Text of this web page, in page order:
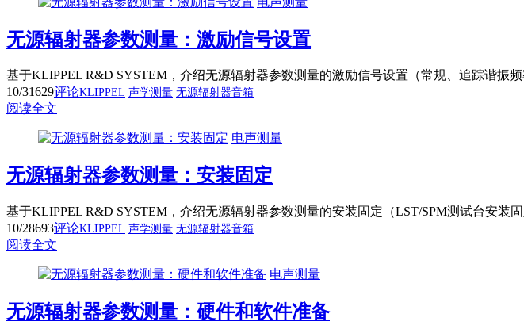
无源辐射器参数测量：激励信号设置
基于KLIPPEL R&D SYSTEM，介绍无源辐射器参数测量的激励信号设置（常规、追踪谐振
10/31629评论KLIPPEL 声学测量 无源辐射器音箱
阅读全文
电声测量
无源辐射器参数测量：安装固定
基于KLIPPEL R&D SYSTEM，介绍无源辐射器参数测量的安装固定（LST/SPM测试台安装固
10/28693评论KLIPPEL 声学测量 无源辐射器音箱
阅读全文
电声测量
无源辐射器参数测量：硬件和软件准备